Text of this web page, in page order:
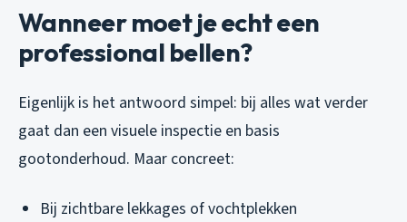
Wanneer moet je echt een
professional bellen?
Eigenlijk is het antwoord simpel: bij alles wat verder
gaat dan een visuele inspectie en basis
gootonderhoud. Maar concreet:
Bij zichtbare lekkages of vochtplekken